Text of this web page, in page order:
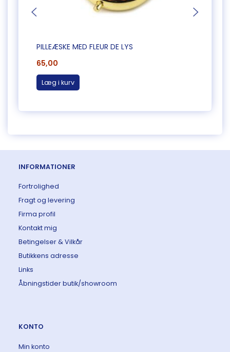
PILLEÆSKE MED FLEUR DE LYS
65,00
Læg i kurv
INFORMATIONER
Fortrolighed
Fragt og levering
Firma profil
Kontakt mig
Betingelser & Vilkår
Butikkens adresse
Links
Åbningstider butik/showroom
KONTO
Min konto